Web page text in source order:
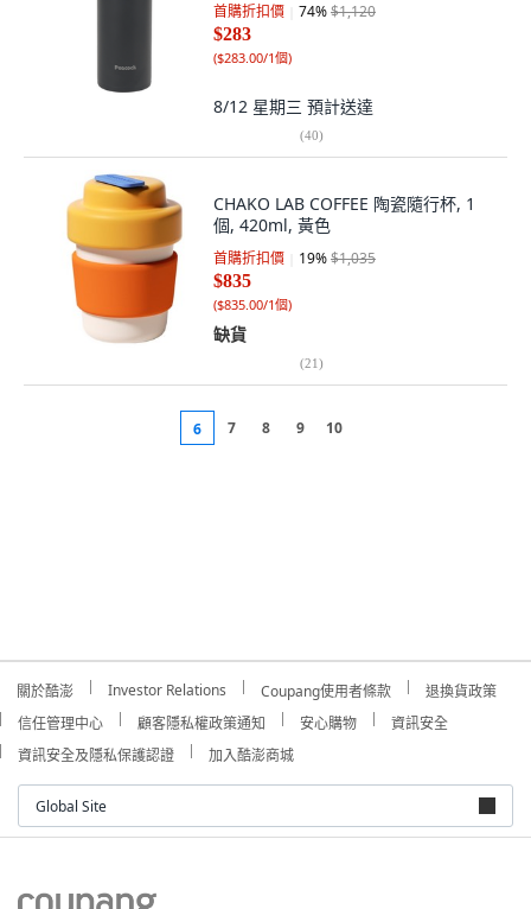
首購折扣價 74%$1,120
$283
($283.00/1個)
8/12 星期三 預計送達
(40)
CHAKO LAB COFFEE 陶瓷隨行杯, 1
個, 420ml, 黃色
首購折扣價 19%$1,035
$835
($835.00/1個)
缺貨
(21)
6 7 8 9 10
關於酷澎 Investor Relations Coupang使用者條款
退換貨政策
信任管理中心
顧客隱私權政策通知 安心購物
資訊安全
資訊安全及隱私保護認證
加入酷澎商城
Global Site